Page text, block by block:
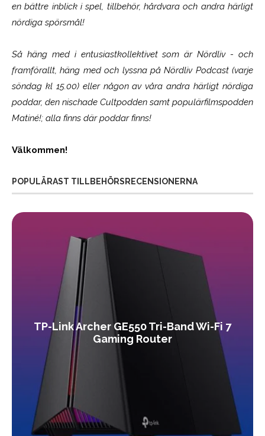
en bättre inblick i spel, tillbehör, hårdvara och andra härligt
nördiga spörsmål!
Så häng med i entusiastkollektivet som ärNördliv- och
framförallt, häng med och lyssna på Nördliv Podcast (varje
söndag kl 15.00) eller någon av våra andra härligt nördiga
poddar, den nischade Cultpodden samt populärfilmspodden
Matiné!; alla finns där poddar finns!
Välkommen!
POPULÄRAST TILLBEHÖRSRECENSIONERNA
TP-Link Archer GE550 Tri-Band Wi-Fi 7
Gaming Router